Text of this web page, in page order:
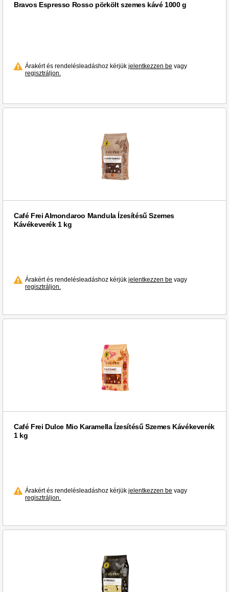
Bravos Espresso Rosso pörkölt szemes kávé 1000 g
Árakért és rendelésleadáshoz kérjük jelentkezzen be vagy
regisztráljon.
Café Frei Almondaroo Mandula Ízesítésű Szemes
Kávékeverék 1 kg
Árakért és rendelésleadáshoz kérjük jelentkezzen be vagy
regisztráljon.
Café Frei Dulce Mio Karamella Ízesítésű Szemes Kávékeverék
1 kg
Árakért és rendelésleadáshoz kérjük jelentkezzen be vagy
regisztráljon.